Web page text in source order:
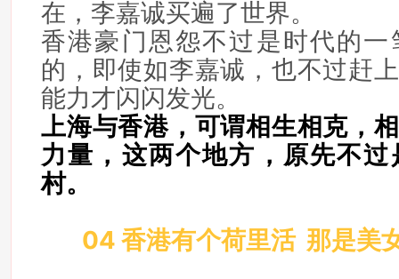
在，李嘉诚买遍了世界。
香港豪门恩怨不过是时代的
的，即使如李嘉诚，也不过赶
能力才闪闪发光。
上海与香港，可谓相生相克，
力量，这两个地方，原先不
村。
04 香港有个荷里活 那是美